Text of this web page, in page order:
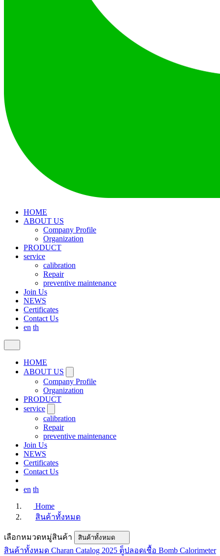
HOME
ABOUT US
Company Profile
Organization
PRODUCT
service
calibration
Repair
preventive maintenance
Join Us
NEWS
Certificates
Contact Us
en th
HOME
ABOUT US
Company Profile
Organization
PRODUCT
service
calibration
Repair
preventive maintenance
Join Us
NEWS
Certificates
Contact Us
en th
Home
สินค้าทั้งหมด
เลือกหมวดหมู่สินค้า สินค้าทั้งหมด
สินค้าทั้งหมด Charan Catalog 2025 ตู็ปลอดเชื้อ Bomb Calorimeter